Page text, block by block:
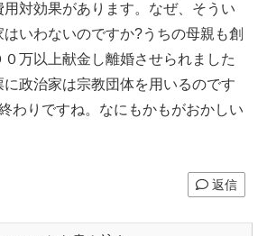
用対効果があります。なぜ、そうい
はいわないのですか?うちの母親も創
万以上献金し離婚させられました
に政治家は宗教団体を用いるのです
わりですね。なにもかもがおかしい
返信